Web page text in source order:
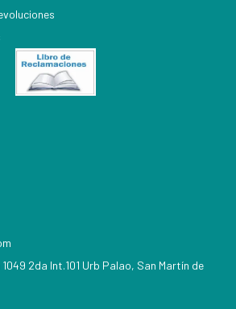
2da Int.101 Urb Palao, San Martín de